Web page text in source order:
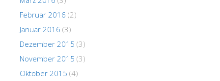
Februar 2016 (2)
Januar 2016 (3)
Dezember 2015 (3)
November 2015 (3)
Oktober 2015 (4)